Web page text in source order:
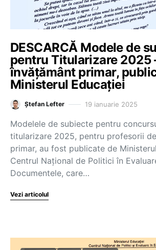
DESCARCĂ Modele de
pentru Titularizare 2025
învățământ primar,
Ministerul Educației
Ștefan Lefter 19 ianuarie 2025
Modelele de subiecte pentru
titularizare 2025, pentru profesorii
primar, au fost publicate de
Centrul Național de Politici în
Documentele, care…
Vezi articolul